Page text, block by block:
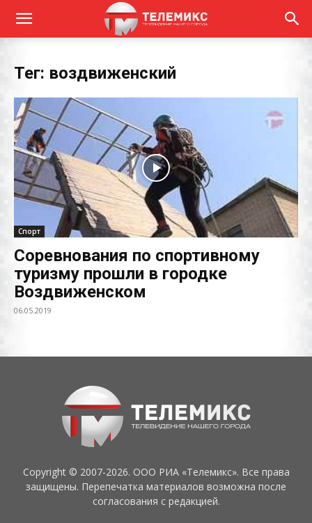
Тег: воздвиженский
Спорт
Соревнования по спортивному
туризму прошли в городке
Воздвиженском
06.05.2019
Copyright © 2007-2026. ООО РИА «Телемикс». Все права
защищены. Перепечатка материалов возможна после
согласования с редакцией.